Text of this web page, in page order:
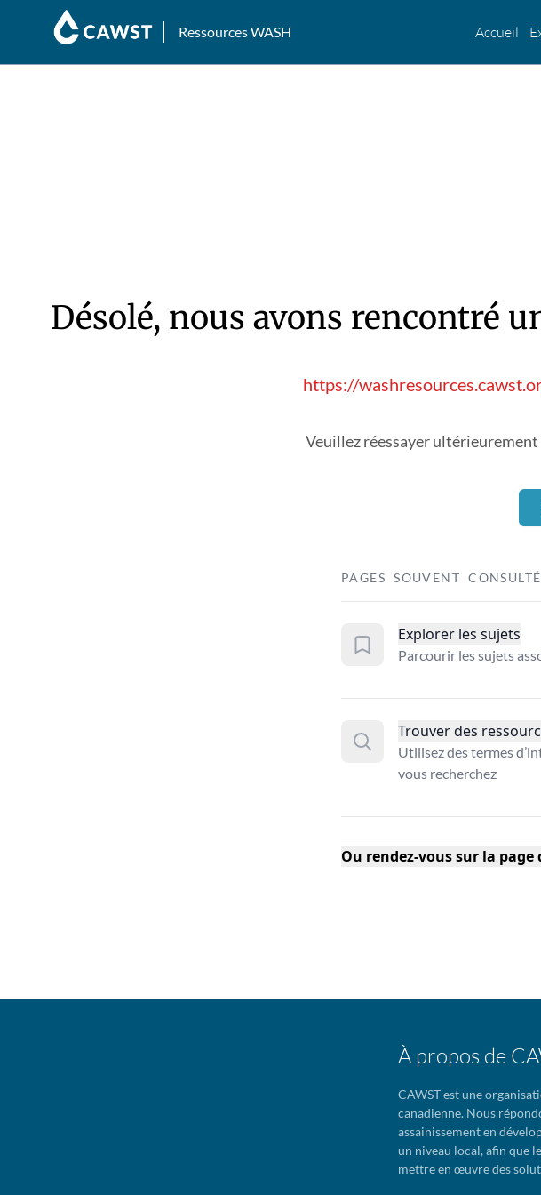
Ressources WASH Accueil
Désolé, nous avons rencontré
https://
Veuillez réessayer ultérieurement
PAGES SOUVENT
Explorer les sujets
Parcourir les sujets
Trouver des
Utilisez des termes
vous recherchez
Ou rendez-vous sur la page
À propos de
CAWST est une
canadienne. Nous
assainissement en
un niveau local, afin que
mettre en œuvre des